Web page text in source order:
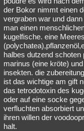
der Bokor nimmt einen
vergraben war und
man einen
kugelfische. eine
halbes dutzend schoten
marinus (eine kröte)
insekten. die
ist das wichtige am gift
das tetrodotoxin des
oder auf eine socke
verfluchten absorbiert
ihren willen der
halt.